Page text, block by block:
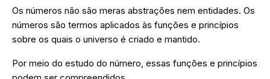
Os números não são meras abstrações nem entidades. Os
números são termos aplicados às funções e princípios
sobre os quais o universo é criado e mantido.
Por meio do estudo do número, essas funções e princípios